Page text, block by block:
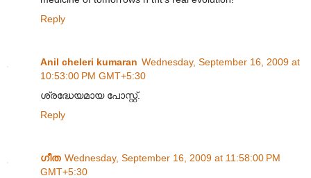
Reply
Anil cheleri kumaran Wednesday, September 16, 2009 at
10:53:00 PM GMT+5:30
ശ്രദ്ധേയമായ പോസ്റ്റ്.
Reply
ഗീത Wednesday, September 16, 2009 at 11:58:00 PM
GMT+5:30